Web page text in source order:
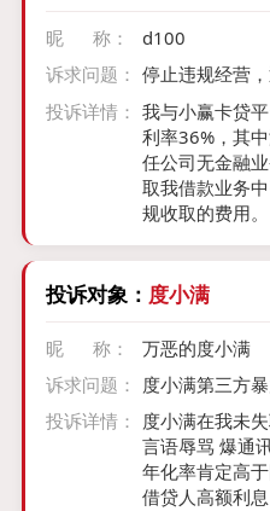
昵 称：
d100
诉求问题： 停止违规经营
投诉详情： 我与小赢卡贷
利率36%，其
任公司无金融
取我借款业务
规收取的费用。
投诉对象： 度小满
昵 称：
万恶的度小满
诉求问题： 度小满第三方
投诉详情： 度小满在我未
言语辱骂 爆通讯录和我住址 利息加手续费
年化率肯定高于国家
借贷人高额利息